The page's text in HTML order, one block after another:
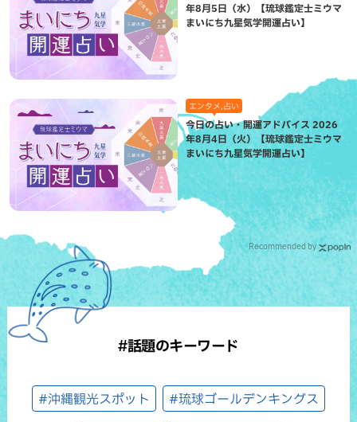
年8月5日（水）【琉球鑑定士ミウマ
まいにち九星気学開運占い】
エンタメ,占い
今日の占い・開運アドバイス 2026
年8月4日（火）【琉球鑑定士ミウマ
まいにち九星気学開運占い】
Recommended by
#話題のキーワード
#沖縄観光スポット #琉球ゴールデンキングス